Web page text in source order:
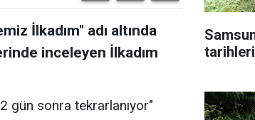
İlkadım" adı altında
inceleyen İlkadım
gün sonra tekrarlanıyor"